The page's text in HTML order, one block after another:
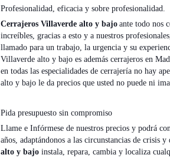
Profesionalidad, eficacia y sobre profesionalidad.
Cerrajeros Villaverde alto y bajo ante todo nos
increíbles, gracias a esto y a nuestros
llamado para un trabajo, la urgencia y su
Villaverde alto y bajo es además cerrajeros en
en todas las especialidades de cerrajería no hay
alto y bajo le da precios que usted no puede ni
Pida presupuesto sin compromiso
Llame e Infórmese de nuestros precios y podrá
años, adaptándonos a las circunstancias de crisis
alto y bajo instala, repara, cambia y localiza